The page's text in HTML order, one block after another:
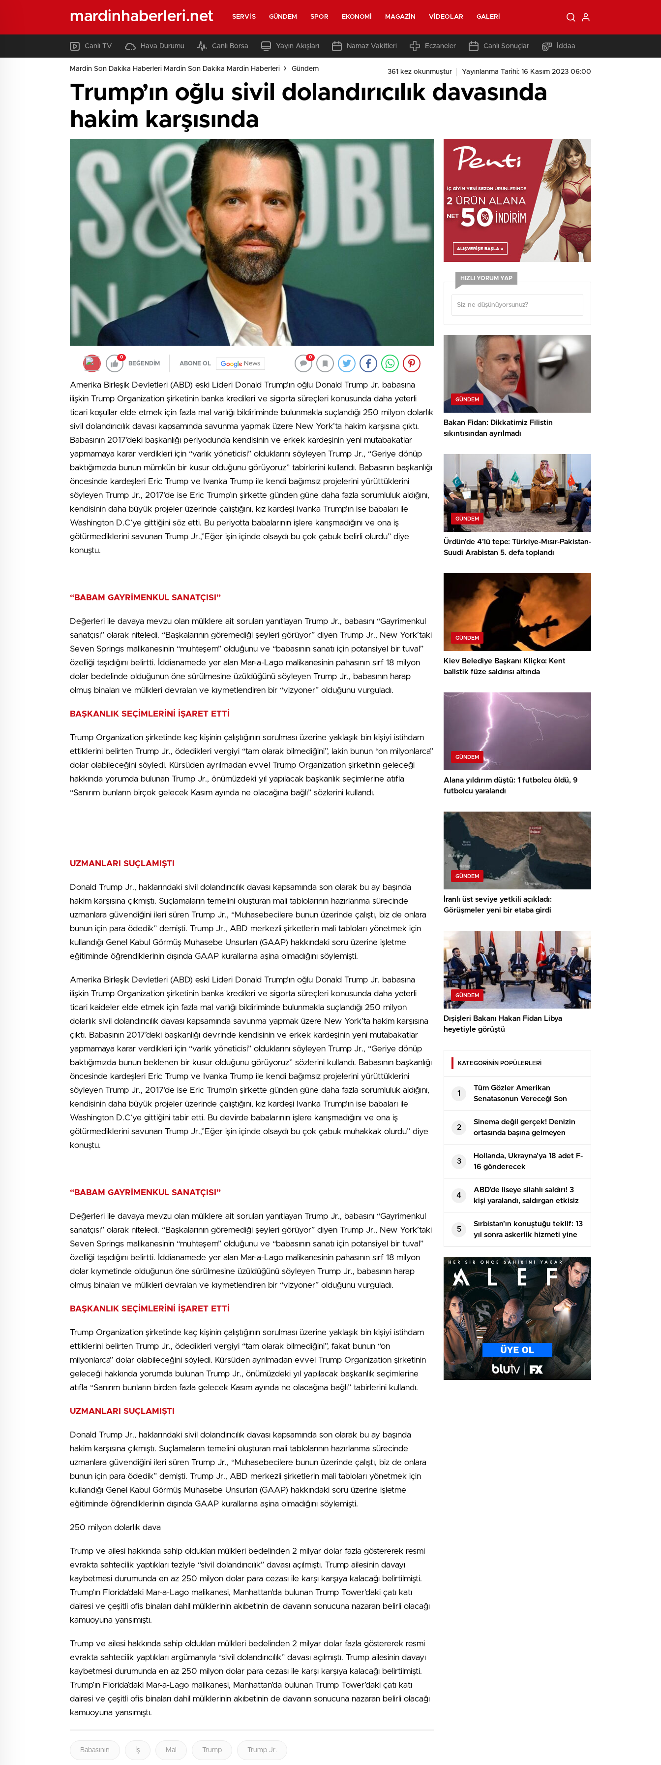
mardinhaberleri.net SERVIS GÜNDEM SPOR EKONOMI MAGAZIN VIDEOLAR GALERI
Canlı TV Hava Durumu Canlı Borsa Yayın Akışları Namaz Vakitleri Eczaneler Canlı Sonuçlar İddaa
Mardin Son Dakika Haberleri Mardin Son Dakika Mardin Haberleri Gündem 361 kez okunmuştur Yayınlanma Tarihi: 16 Kasım 2023 06:00
Trump’ın oğlu sivil dolandırıcılık davasında
hakim karşısında
0
BEĞENDİM ABONE OL News
0
Amerika Birleşik Devletleri (ABD) eski Lideri Donald Trump’ın oğlu Donald Trump Jr. babasına
ilişkin Trump Organization şirketinin banka kredileri ve sigorta süreçleri konusunda daha yeterli
ticari koşullar elde etmek için fazla mal varlığı bildiriminde bulunmakla suçlandığı 250 milyon dolarlık
sivil dolandırıcılık davası kapsamında savunma yapmak üzere New York’ta hakim karşısına çıktı.
Babasının 2017’deki başkanlığı periyodunda kendisinin ve erkek kardeşinin yeni mutabakatlar
yapmamaya karar verdikleri için “varlık yöneticisi” olduklarını söyleyen Trump Jr., “Geriye dönüp
baktığımızda bunun mümkün bir kusur olduğunu görüyoruz” tabirlerini kullandı. Babasının başkanlığı
öncesinde kardeşleri Eric Trump ve Ivanka Trump ile kendi bağımsız projelerini yürüttüklerini
söyleyen Trump Jr., 2017’de ise Eric Trump’ın şirkette günden güne daha fazla sorumluluk aldığını,
kendisinin daha büyük projeler üzerinde çalıştığını, kız kardeşi Ivanka Trump’ın ise babaları ile
Washington D.C’ye gittiğini söz etti. Bu periyotta babalarının işlere karışmadığını ve ona iş
götürmediklerini savunan Trump Jr.,”Eğer işin içinde olsaydı bu çok çabuk belirli olurdu” diye
konuştu.
“BABAM GAYRİMENKUL SANATÇISI”
Değerleri ile davaya mevzu olan mülklere ait soruları yanıtlayan Trump Jr., babasını “Gayrimenkul
sanatçısı” olarak niteledi. “Başkalarının göremediği şeyleri görüyor” diyen Trump Jr., New York’taki
Seven Springs malikanesinin “muhteşem” olduğunu ve “babasının sanatı için potansiyel bir tuval”
özelliği taşıdığını belirtti. İddianamede yer alan Mar-a-Lago malikanesinin pahasının sırf 18 milyon
dolar bedelinde olduğunun öne sürülmesine üzüldüğünü söyleyen Trump Jr., babasının harap
olmuş binaları ve mülkleri devralan ve kıymetlendiren bir “vizyoner” olduğunu vurguladı.
BAŞKANLIK SEÇİMLERİNİ İŞARET ETTİ
Trump Organization şirketinde kaç kişinin çalıştığının sorulması üzerine yaklaşık bin kişiyi istihdam
ettiklerini belirten Trump Jr., ödedikleri vergiyi “tam olarak bilmediğini”, lakin bunun “on milyonlarca”
dolar olabileceğini söyledi. Kürsüden ayrılmadan evvel Trump Organization şirketinin geleceği
hakkında yorumda bulunan Trump Jr., önümüzdeki yıl yapılacak başkanlık seçimlerine atıfla
“Sanırım bunların birçok gelecek Kasım ayında ne olacağına bağlı” sözlerini kullandı.
UZMANLARI SUÇLAMIŞTI
Donald Trump Jr., haklarındaki sivil dolandırıcılık davası kapsamında son olarak bu ay başında
hakim karşısına çıkmıştı. Suçlamaların temelini oluşturan mali tablolarının hazırlanma sürecinde
uzmanlara güvendiğini ileri süren Trump Jr., “Muhasebecilere bunun üzerinde çalıştı, biz de onlara
bunun için para ödedik” demişti. Trump Jr., ABD merkezli şirketlerin mali tabloları yönetmek için
kullandığı Genel Kabul Görmüş Muhasebe Unsurları (GAAP) hakkındaki soru üzerine işletme
eğitiminde öğrendiklerinin dışında GAAP kurallarına aşina olmadığını söylemişti.
Amerika Birleşik Devletleri (ABD) eski Lideri Donald Trump’ın oğlu Donald Trump Jr. babasına
ilişkin Trump Organization şirketinin banka kredileri ve sigorta süreçleri konusunda daha yeterli
ticari kaideler elde etmek için fazla mal varlığı bildiriminde bulunmakla suçlandığı 250 milyon
dolarlık sivil dolandırıcılık davası kapsamında savunma yapmak üzere New York’ta hakim karşısına
çıktı. Babasının 2017’deki başkanlığı devrinde kendisinin ve erkek kardeşinin yeni mutabakatlar
yapmamaya karar verdikleri için “varlık yöneticisi” olduklarını söyleyen Trump Jr., “Geriye dönüp
baktığımızda bunun beklenen bir kusur olduğunu görüyoruz” sözlerini kullandı. Babasının başkanlığı
öncesinde kardeşleri Eric Trump ve Ivanka Trump ile kendi bağımsız projelerini yürüttüklerini
söyleyen Trump Jr., 2017’de ise Eric Trump’ın şirkette günden güne daha fazla sorumluluk aldığını,
kendisinin daha büyük projeler üzerinde çalıştığını, kız kardeşi Ivanka Trump’ın ise babaları ile
Washington D.C’ye gittiğini tabir etti. Bu devirde babalarının işlere karışmadığını ve ona iş
götürmediklerini savunan Trump Jr.,”Eğer işin içinde olsaydı bu çok çabuk muhakkak olurdu” diye
konuştu.
“BABAM GAYRİMENKUL SANATÇISI”
Değerleri ile davaya mevzu olan mülklere ait soruları yanıtlayan Trump Jr., babasını “Gayrimenkul
sanatçısı” olarak niteledi. “Başkalarının göremediği şeyleri görüyor” diyen Trump Jr., New York’taki
Seven Springs malikanesinin “muhteşem” olduğunu ve “babasının sanatı için potansiyel bir tuval”
özelliği taşıdığını belirtti. İddianamede yer alan Mar-a-Lago malikanesinin pahasının sırf 18 milyon
dolar kıymetinde olduğunun öne sürülmesine üzüldüğünü söyleyen Trump Jr., babasının harap
olmuş binaları ve mülkleri devralan ve kıymetlendiren bir “vizyoner” olduğunu vurguladı.
BAŞKANLIK SEÇİMLERİNİ İŞARET ETTİ
Trump Organization şirketinde kaç kişinin çalıştığının sorulması üzerine yaklaşık bin kişiyi istihdam
ettiklerini belirten Trump Jr., ödedikleri vergiyi “tam olarak bilmediğini”, fakat bunun “on
milyonlarca” dolar olabileceğini söyledi. Kürsüden ayrılmadan evvel Trump Organization şirketinin
geleceği hakkında yorumda bulunan Trump Jr., önümüzdeki yıl yapılacak başkanlık seçimlerine
atıfla “Sanırım bunların birden fazla gelecek Kasım ayında ne olacağına bağlı” tabirlerini kullandı.
UZMANLARI SUÇLAMIŞTI
Donald Trump Jr., haklarındaki sivil dolandırıcılık davası kapsamında son olarak bu ay başında
hakim karşısına çıkmıştı. Suçlamaların temelini oluşturan mali tablolarının hazırlanma sürecinde
uzmanlara güvendiğini ileri süren Trump Jr., “Muhasebecilere bunun üzerinde çalıştı, biz de onlara
bunun için para ödedik” demişti. Trump Jr., ABD merkezli şirketlerin mali tabloları yönetmek için
kullandığı Genel Kabul Görmüş Muhasebe Unsurları (GAAP) hakkındaki soru üzerine işletme
eğitiminde öğrendiklerinin dışında GAAP kurallarına aşina olmadığını söylemişti.
250 milyon dolarlık dava
Trump ve ailesi hakkında sahip oldukları mülkleri bedelinden 2 milyar dolar fazla göstererek resmi
evrakta sahtecilik yaptıkları teziyle “sivil dolandırıcılık” davası açılmıştı. Trump ailesinin davayı
kaybetmesi durumunda en az 250 milyon dolar para cezası ile karşı karşıya kalacağı belirtilmişti.
Trump’ın Florida’daki Mar-a-Lago malikanesi, Manhattan’da bulunan Trump Tower’daki çatı katı
dairesi ve çeşitli ofis binaları dahil mülklerinin akıbetinin de davanın sonucuna nazaran belirli olacağı
kamuoyuna yansımıştı.
Trump ve ailesi hakkında sahip oldukları mülkleri bedelinden 2 milyar dolar fazla göstererek resmi
evrakta sahtecilik yaptıkları argümanıyla “sivil dolandırıcılık” davası açılmıştı. Trump ailesinin davayı
kaybetmesi durumunda en az 250 milyon dolar para cezası ile karşı karşıya kalacağı belirtilmişti.
Trump’ın Florida’daki Mar-a-Lago malikanesi, Manhattan’da bulunan Trump Tower’daki çatı katı
dairesi ve çeşitli ofis binaları dahil mülklerinin akıbetinin de davanın sonucuna nazaran belirli olacağı
kamuoyuna yansımıştı.
Babasının İş Mal Trump Trump Jr.
HIZLI YORUM YAP
GÜNDEM
Bakan Fidan: Dikkatimiz Filistin
sıkıntısından ayrılmadı
GÜNDEM
Ürdün’de 4’lü tepe: Türkiye-Mısır-Pakistan-
Suudi Arabistan 5. defa toplandı
GÜNDEM
Kiev Belediye Başkanı Kliçko: Kent
balistik füze saldırısı altında
GÜNDEM
Alana yıldırım düştü: 1 futbolcu öldü, 9
futbolcu yaralandı
GÜNDEM
İranlı üst seviye yetkili açıkladı:
Görüşmeler yeni bir etaba girdi
GÜNDEM
Dışişleri Bakanı Hakan Fidan Libya
heyetiyle görüştü
KATEGORİNİN POPÜLERLERİ
1
Tüm Gözler Amerikan
Senatasonun Vereceği Son
Kararda
2
Sinema değil gerçek! Denizin
ortasında başına gelmeyen
kalmadı: Teknesinden düştü,
akıntıya kapıldı, köpekbalıkları
yanına geldi…
3
Hollanda, Ukrayna’ya 18 adet F-
16 gönderecek
4
ABD’de liseye silahlı saldırı! 3
kişi yaralandı, saldırgan etkisiz
hale getirildi
5
Sırbistan’ın konuştuğu teklif: 13
yıl sonra askerlik hizmeti yine
zarurî olabilir